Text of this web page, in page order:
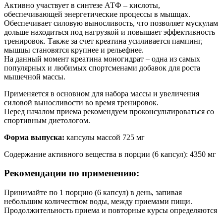
Активно участвует в синтезе АТФ – кислоты,
обеспечивающей энергетические процессы в мышцах.
Обеспечивает силовую выносливость, что позволяет мускулам
дольше находиться под нагрузкой и повышает эффективность
тренировок. Также за счет креатина усиливается пампинг,
мышцы становятся крупнее и рельефнее.
На данный момент креатина моногидрат – одна из самых
популярных и любимых спортсменами добавок для роста
мышечной массы.
Применяется в основном для набора массы и увеличения
силовой выносливости во время тренировок.
Перед началом приема рекомендуем проконсультироваться со
спортивным диетологом.
Форма выпуска: капсулы массой 725 мг
Содержание активного вещества в порции (6 капсул): 4350 мг
Рекомендации по применению:
Принимайте по 1 порцию (6 капсул) в день, запивая
небольшим количеством воды, между приемами пищи.
Продолжительность приема и повторные курсы определяются